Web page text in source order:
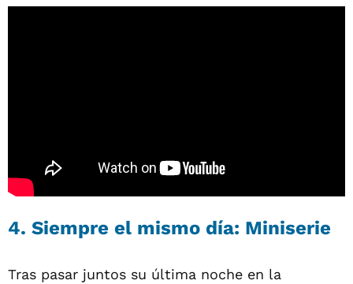
4. Siempre el mismo día: Miniserie
Tras pasar juntos su última noche en la